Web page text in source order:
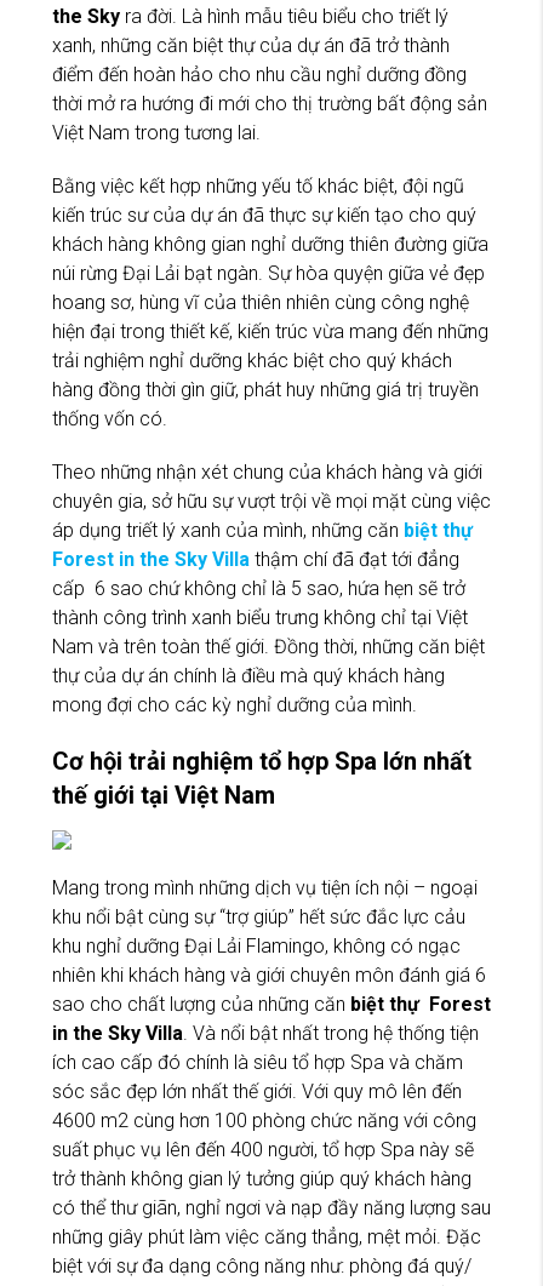
the Sky ra đời. Là hình mẫu tiêu biểu cho triết lý
xanh, những căn biệt thự của dự án đã trở thành
điểm đến hoàn hảo cho nhu cầu nghỉ dưỡng đồng
thời mở ra hướng đi mới cho thị trường bất động sản
Việt Nam trong tương lai.
Bằng việc kết hợp những yếu tố khác biệt, đội ngũ
kiến trúc sư của dự án đã thực sự kiến tạo cho quý
khách hàng không gian nghỉ dưỡng thiên đường giữa
núi rừng Đại Lải bạt ngàn. Sự hòa quyện giữa vẻ đẹp
hoang sơ, hùng vĩ của thiên nhiên cùng công nghệ
hiện đại trong thiết kế, kiến trúc vừa mang đến những
trải nghiệm nghỉ dưỡng khác biệt cho quý khách
hàng đồng thời gìn giữ, phát huy những giá trị truyền
thống vốn có.
Theo những nhận xét chung của khách hàng và giới
chuyên gia, sở hữu sự vượt trội về mọi mặt cùng việc
áp dụng triết lý xanh của mình, những căn biệt thự
Forest in the Sky Villa thậm chí đã đạt tới đẳng
cấp 6 sao chứ không chỉ là 5 sao, hứa hẹn sẽ trở
thành công trình xanh biểu trưng không chỉ tại Việt
Nam và trên toàn thế giới. Đồng thời, những căn biệt
thự của dự án chính là điều mà quý khách hàng
mong đợi cho các kỳ nghỉ dưỡng của mình.
Cơ hội trải nghiệm tổ hợp Spa lớn nhất
thế giới tại Việt Nam
Mang trong mình những dịch vụ tiện ích nội – ngoại
khu nổi bật cùng sự “trợ giúp” hết sức đắc lực cảu
khu nghỉ dưỡng Đại Lải Flamingo, không có ngạc
nhiên khi khách hàng và giới chuyên môn đánh giá 6
sao cho chất lượng của những căn biệt thự Forest
in the Sky Villa . Và nổi bật nhất trong hệ thống tiện
ích cao cấp đó chính là siêu tổ hợp Spa và chăm
sóc sắc đẹp lớn nhất thế giới. Với quy mô lên đến
4600 m2 cùng hơn 100 phòng chức năng với công
suất phục vụ lên đến 400 người, tổ hợp Spa này sẽ
trở thành không gian lý tưởng giúp quý khách hàng
có thể thư giãn, nghỉ ngơi và nạp đầy năng lượng sau
những giây phút làm việc căng thẳng, mệt mỏi. Đặc
biệt với sự đa dạng công năng như: phòng đá quý/